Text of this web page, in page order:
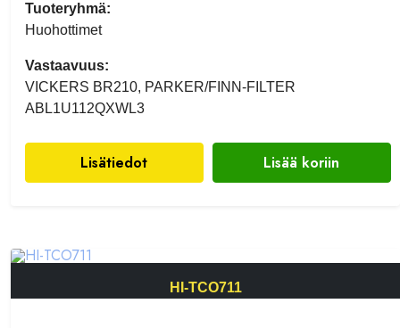
Tuoteryhmä:
Huohottimet
Vastaavuus:
VICKERS BR210, PARKER/FINN-FILTER
ABL1U112QXWL3
Lisätiedot Lisää koriin
HI-TCO711